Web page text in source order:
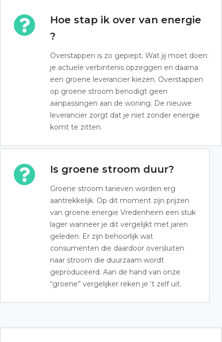
Hoe stap ik over van energie
?
Overstappen is zo gepiept. Wat jij moet doen:
je actuele verbintenis opzeggen en daarna
een groene leverancier kiezen. Overstappen
op groene stroom benodigt geen
aanpassingen aan de woning. De nieuwe
leverancier zorgt dat je niet zonder energie
komt te zitten.
Is groene stroom duur?
Groene stroom tarieven worden erg
aantrekkelijk. Op dit moment zijn prijzen
van groene energie Vredenheim een stuk
lager wanneer je dit vergelijkt met jaren
geleden. Er zijn behoorlijk wat
consumenten die daardoor oversluiten
naar stroom die duurzaam wordt
geproduceerd. Aan de hand van onze
“groene” vergelijker reken je ‘t zelf uit.